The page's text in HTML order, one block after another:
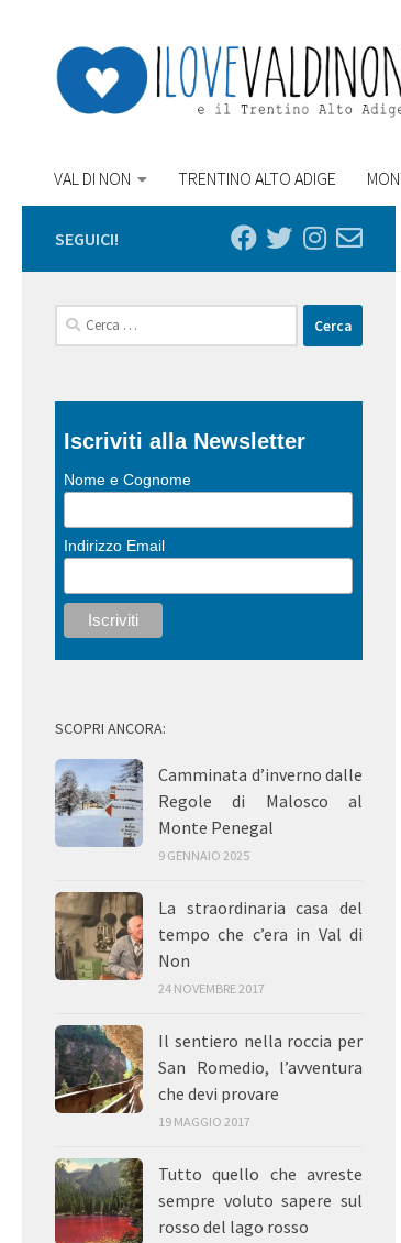
VAL DI NON TRENTINO ALTO ADIGE
SEGUICI!
Ricerca
per:
Iscriviti alla Newsletter
Nome e Cognome
Indirizzo Email
SCOPRI ANCORA:
Camminata d’inverno dalle
Regole di Malosco al
Monte Penegal
9 GENNAIO 2025
La straordinaria casa del
tempo che c’era in Val di
Non
24 NOVEMBRE 2017
Il sentiero nella roccia per
San Romedio, l’avventura
che devi provare
19 MAGGIO 2017
Tutto quello che avreste
sempre voluto sapere sul
rosso del lago rosso